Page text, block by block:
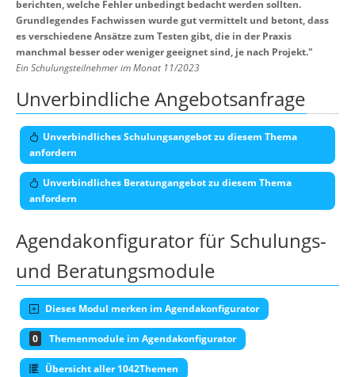
berichten, welche Fehler unbedingt bedacht werden sollten.
Grundlegendes Fachwissen wurde gut vermittelt und betont, dass
es verschiedene Ansätze zum Testen gibt, die in der Praxis
manchmal besser oder weniger geeignet sind, je nach Projekt."
Ein Schulungsteilnehmer im Monat 11/2023
Unverbindliche Angebotsanfrage
Unverbindliches Schulungsangebot zu diesem Thema
anfordern
Unverbindliches Beratungangebot zu diesem Thema
anfordern
Agendakonfigurator für Schulungs-
und Beratungsmodule
Dieses Modul merken im Agendakonfigurator
0 Themenmodule im Agendakonfigurator
Übersicht aller 1042Themen